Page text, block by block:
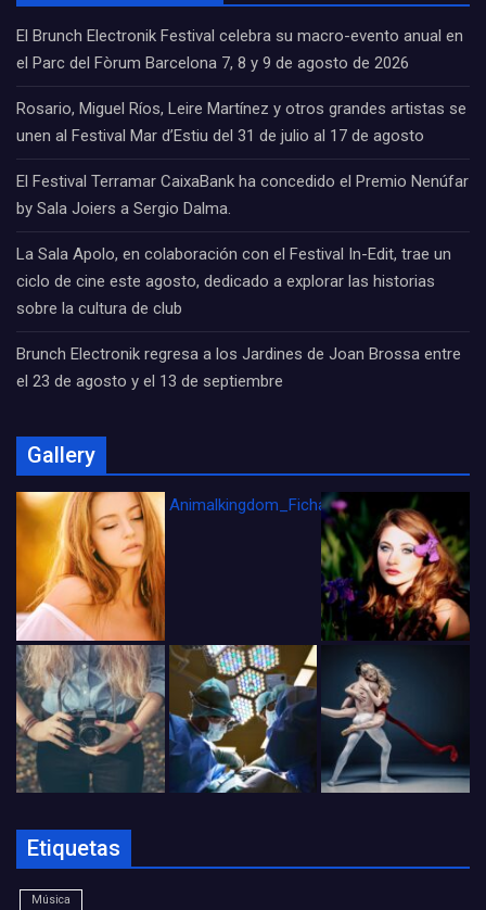
El Brunch Electronik Festival celebra su macro-evento anual en
el Parc del Fòrum Barcelona 7, 8 y 9 de agosto de 2026
Rosario, Miguel Ríos, Leire Martínez y otros grandes artistas se
unen al Festival Mar d’Estiu del 31 de julio al 17 de agosto
El Festival Terramar CaixaBank ha concedido el Premio Nenúfar
by Sala Joiers a Sergio Dalma.
La Sala Apolo, en colaboración con el Festival In-Edit, trae un
ciclo de cine este agosto, dedicado a explorar las historias
sobre la cultura de club
Brunch Electronik regresa a los Jardines de Joan Brossa entre
el 23 de agosto y el 13 de septiembre
Gallery
Animalkingdom_FichaCine
Etiquetas
Música